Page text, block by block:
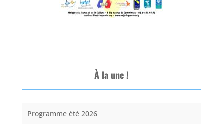
À la une !
Programme été 2026